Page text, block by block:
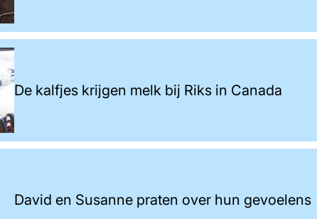
De kalfjes krijgen melk bij Riks in Canada
David en Susanne praten over hun gevoelens